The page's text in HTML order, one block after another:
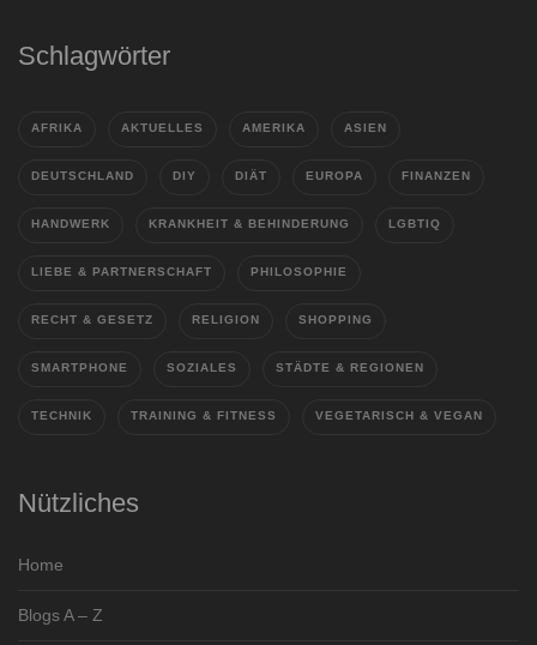
Schlagwörter
AFRIKA AKTUELLES AMERIKA ASIEN
DEUTSCHLAND DIY DIÄT EUROPA FINANZEN
HANDWERK KRANKHEIT & BEHINDERUNG LGBTIQ
LIEBE & PARTNERSCHAFT PHILOSOPHIE
RECHT & GESETZ RELIGION SHOPPING
SMARTPHONE SOZIALES STÄDTE & REGIONEN
TECHNIK TRAINING & FITNESS VEGETARISCH & VEGAN
Nützliches
Home
Blogs A – Z